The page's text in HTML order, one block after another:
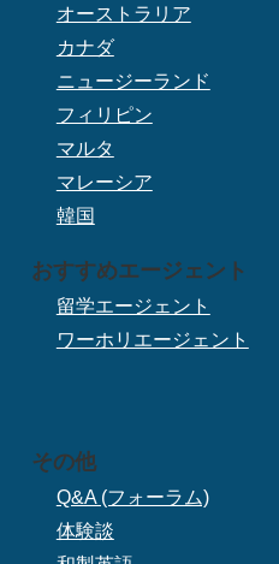
オーストラリア
カナダ
ニュージーランド
フィリピン
マルタ
マレーシア
韓国
おすすめエージェント
留学エージェント
ワーホリエージェント
その他
Q&A (フォーラム)
体験談